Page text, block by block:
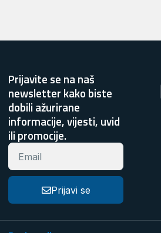
Prijavite se na naš
newsletter kako biste
dobili ažurirane
informacije, vijesti, uvid
ili promocije.
Prijavi se